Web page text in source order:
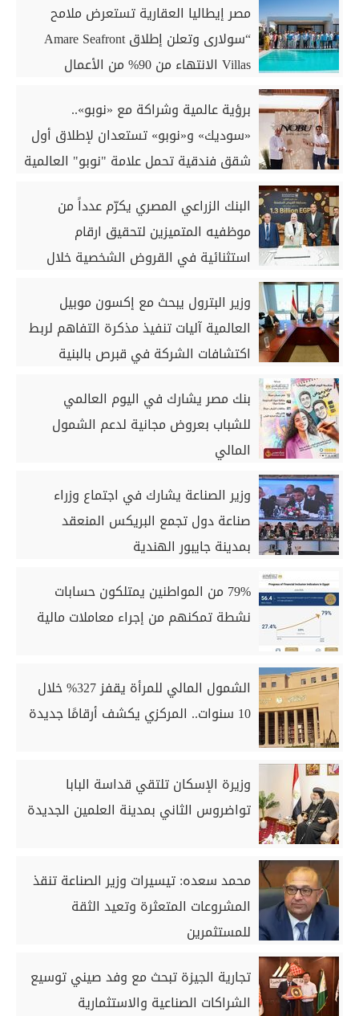
مصر إيطاليا العقارية تستعرض ملامح
“سولارى وتعلن إطلاق Amare Seafront
Villas الانتهاء من 90% من الأعمال
برؤية عالمية وشراكة مع «نوبو»..
«سوديك» و«نوبو» تستعدان لإطلاق أول
شقق فندقية تحمل علامة "نوبو" العالمية
أيام
البنك الزراعي المصري يكرّم عدداً من
موظفيه المتميزين لتحقيق ارقام
استثنائية في القروض الشخصية خلال
وزير البترول يبحث مع إكسون موبيل
العالمية آليات تنفيذ مذكرة التفاهم لربط
اكتشافات الشركة في قبرص بالبنية
بنك مصر يشارك في اليوم العالمي
للشباب بعروض مجانية لدعم الشمول
المالي
وزير الصناعة يشارك في اجتماع وزراء
صناعة دول تجمع البريكس المنعقد
بمدينة جايبور الهندية
79% من المواطنين يمتلكون حسابات
نشطة تمكنهم من إجراء معاملات مالية
الشمول المالي للمرأة يقفز 327% خلال
10 سنوات.. المركزي يكشف أرقامًا جديدة
وزيرة الإسكان تلتقي قداسة البابا
تواضروس الثاني بمدينة العلمين الجديدة
محمد سعده: تيسيرات وزير الصناعة تنقذ
المشروعات المتعثرة وتعيد الثقة
للمستثمرين
تجارية الجيزة تبحث مع وفد صيني توسيع
الشراكات الصناعية والاستثمارية